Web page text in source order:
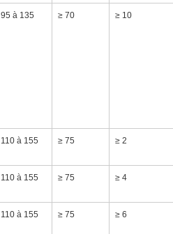
95 à 135 ≥ 70 ≥ 10
110 à 155 ≥ 75 ≥ 2
110 à 155 ≥ 75 ≥ 4
110 à 155 ≥ 75 ≥ 6